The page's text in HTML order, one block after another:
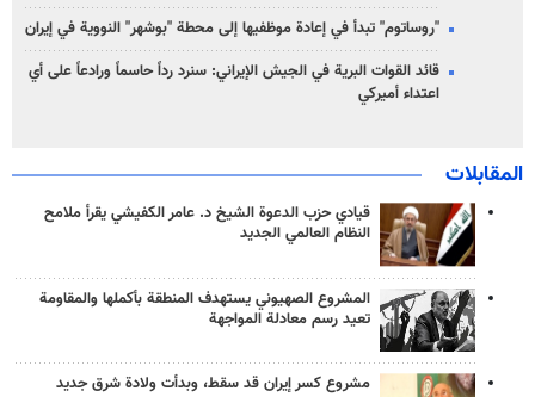
"روساتوم" تبدأ في إعادة موظفيها إلى محطة "بوشهر" النووية في إيران
قائد القوات البرية في الجيش الإيراني: سنرد رداً حاسماً ورادعاً على أي
اعتداء أميركي
المقابلات
قيادي حزب الدعوة الشيخ د. عامر الكفيشي يقرأ ملامح
النظام العالمي الجديد
المشروع الصهيوني يستهدف المنطقة بأكملها والمقاومة
تعيد رسم معادلة المواجهة
مشروع كسر إيران قد سقط، وبدأت ولادة شرق جديد